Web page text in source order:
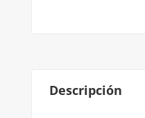
Descripción